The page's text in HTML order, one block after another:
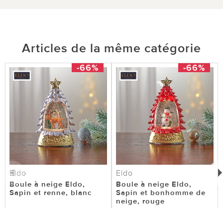
Articles de la même catégorie
-66%
Eldo
Boule à neige Eldo,
Sapin et renne, blanc
-66%
Eldo
Boule à neige Eldo,
Sapin et bonhomme de
neige, rouge